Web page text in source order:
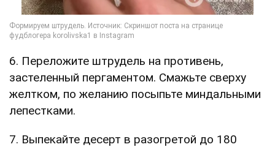
6. Переложите штрудель на противень,
застеленный пергаментом. Смажьте сверху
желтком, по желанию посыпьте миндальными
лепестками.
7. Выпекайте десерт в разогретой до 180